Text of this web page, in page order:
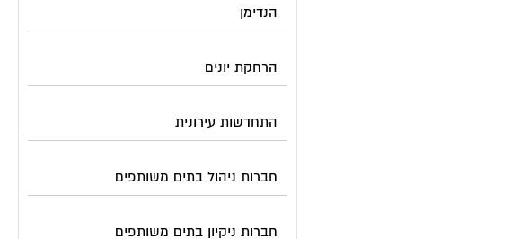
הנדימן
הרחקת יונים
התחדשות עירונית
חברות ניהול בתים משותפים
חברות ניקיון בתים משותפים